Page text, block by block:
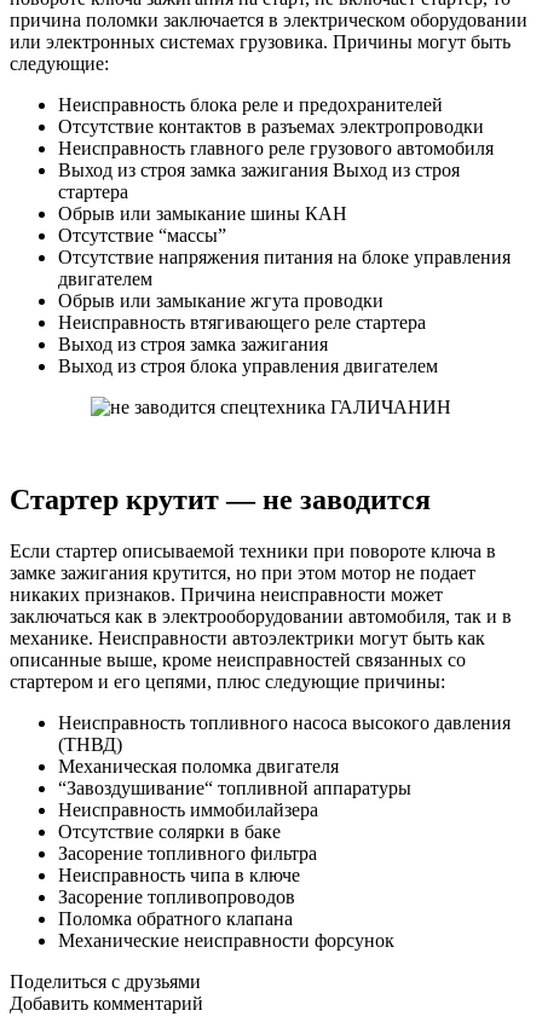
причина поломки заключается в электрическом оборудовании
или электронных системах грузовика. Причины могут быть
следующие:
Неисправность блока реле и предохранителей
Отсутствие контактов в разъемах электропроводки
Неисправность главного реле грузового автомобиля
Выход из строя замка зажигания Выход из строя
стартера
Обрыв или замыкание шины КАН
Отсутствие “массы”
Отсутствие напряжения питания на блоке управления
двигателем
Обрыв или замыкание жгута проводки
Неисправность втягивающего реле стартера
Выход из строя замка зажигания
Выход из строя блока управления двигателем
Стартер крутит — не заводится
Если стартер описываемой техники при повороте ключа в
замке зажигания крутится, но при этом мотор не подает
никаких признаков. Причина неисправности может
заключаться как в электрооборудовании автомобиля, так и в
механике. Неисправности автоэлектрики могут быть как
описанные выше, кроме неисправностей связанных со
стартером и его цепями, плюс следующие причины:
Неисправность топливного насоса высокого давления
(ТНВД)
Механическая поломка двигателя
“Завоздушивание“ топливной аппаратуры
Неисправность иммобилайзера
Отсутствие солярки в баке
Засорение топливного фильтра
Неисправность чипа в ключе
Засорение топливопроводов
Поломка обратного клапана
Механические неисправности форсунок
Поделиться с друзьями
Добавить комментарий